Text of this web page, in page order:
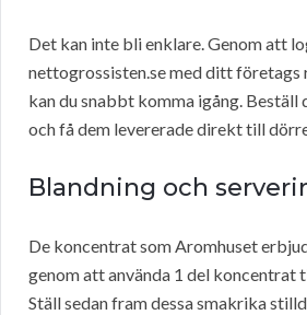
Det kan inte bli enklare. Genom att
nettogrossisten.se med ditt företags
kan du snabbt komma igång. Beställ
och få dem levererade direkt till
Blandning och
De koncentrat som Aromhuset
genom att använda 1 del koncentrat
Ställ sedan fram dessa smakrika